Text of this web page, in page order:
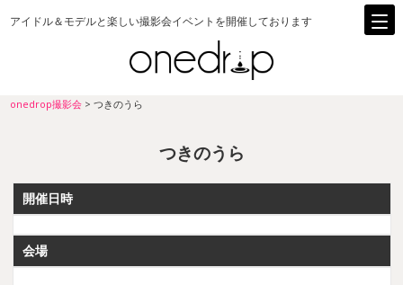
アイドル＆モデルと楽しい撮影会イベントを開催しております
onedrop撮影会 >つきのうら
つきのうら
開催日時
会場